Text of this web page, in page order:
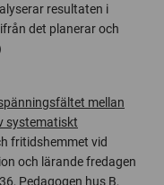
resultaten i
det planerar och
mellan
systematiskt
fritidshemmet vid
och lärande fredagen
Pedagogen hus B,